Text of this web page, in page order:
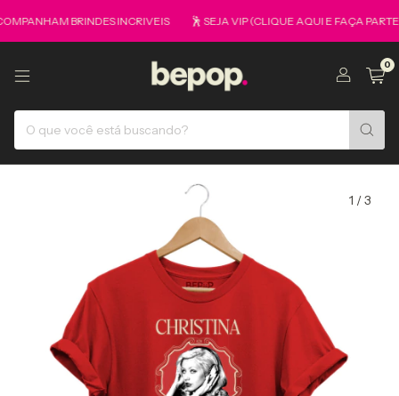
BRINDES INCRIVEIS 🕺 SEJA VIP (CLIQUE AQUI E FAÇA PARTE DO
0
1 /3